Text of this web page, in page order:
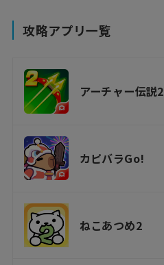
攻略アプリ一覧
アーチャー伝説2
カピバラGo!
ねこあつめ2